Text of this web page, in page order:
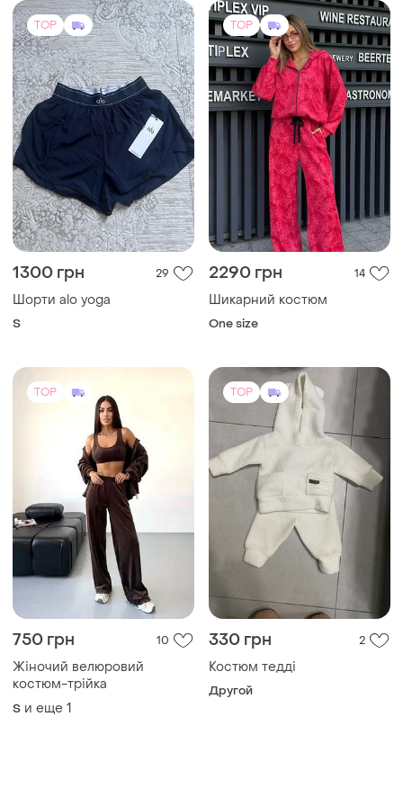
1300 грн
Шорти alo yoga
S
2290 грн
Шикарний костюм
750 грн 10
Жіночий велюровий
костюм-трійка
330 грн
Костюм тедді